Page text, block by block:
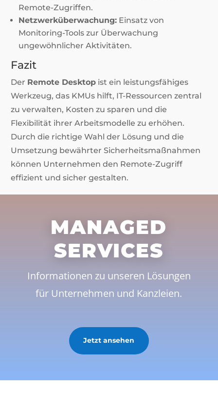
Remote-Zugriffen.
Netzwerküberwachung: Einsatz von
Monitoring-Tools zur Überwachung
ungewöhnlicher Aktivitäten.
Fazit
Der Remote Desktop ist ein leistungsfähiges
Werkzeug, das KMUs hilft, IT-Ressourcen zentral
zu verwalten, Kosten zu sparen und die
Flexibilität ihrer Arbeitsmodelle zu erhöhen.
Durch die richtige Wahl der Lösung und die
Umsetzung bewährter Sicherheitsmaßnahmen
können Unternehmen den Remote-Zugriff
effizient und sicher gestalten.
MANAGED
SERVICES
Informationen zu unseren Lösungen
für Unternehmen und Kanzleien.
Jetzt ansehen